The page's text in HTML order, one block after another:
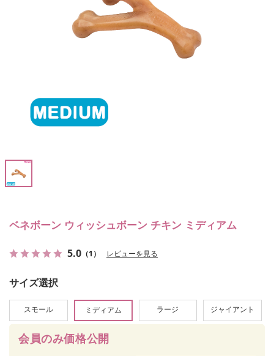
ベネボーン ウィッシュボーン チキン ミディアム
5.0 （1） レビューを見る
会員のみ価格公開
サイズ選択
スモール ミディアム ラージ ジャイアント